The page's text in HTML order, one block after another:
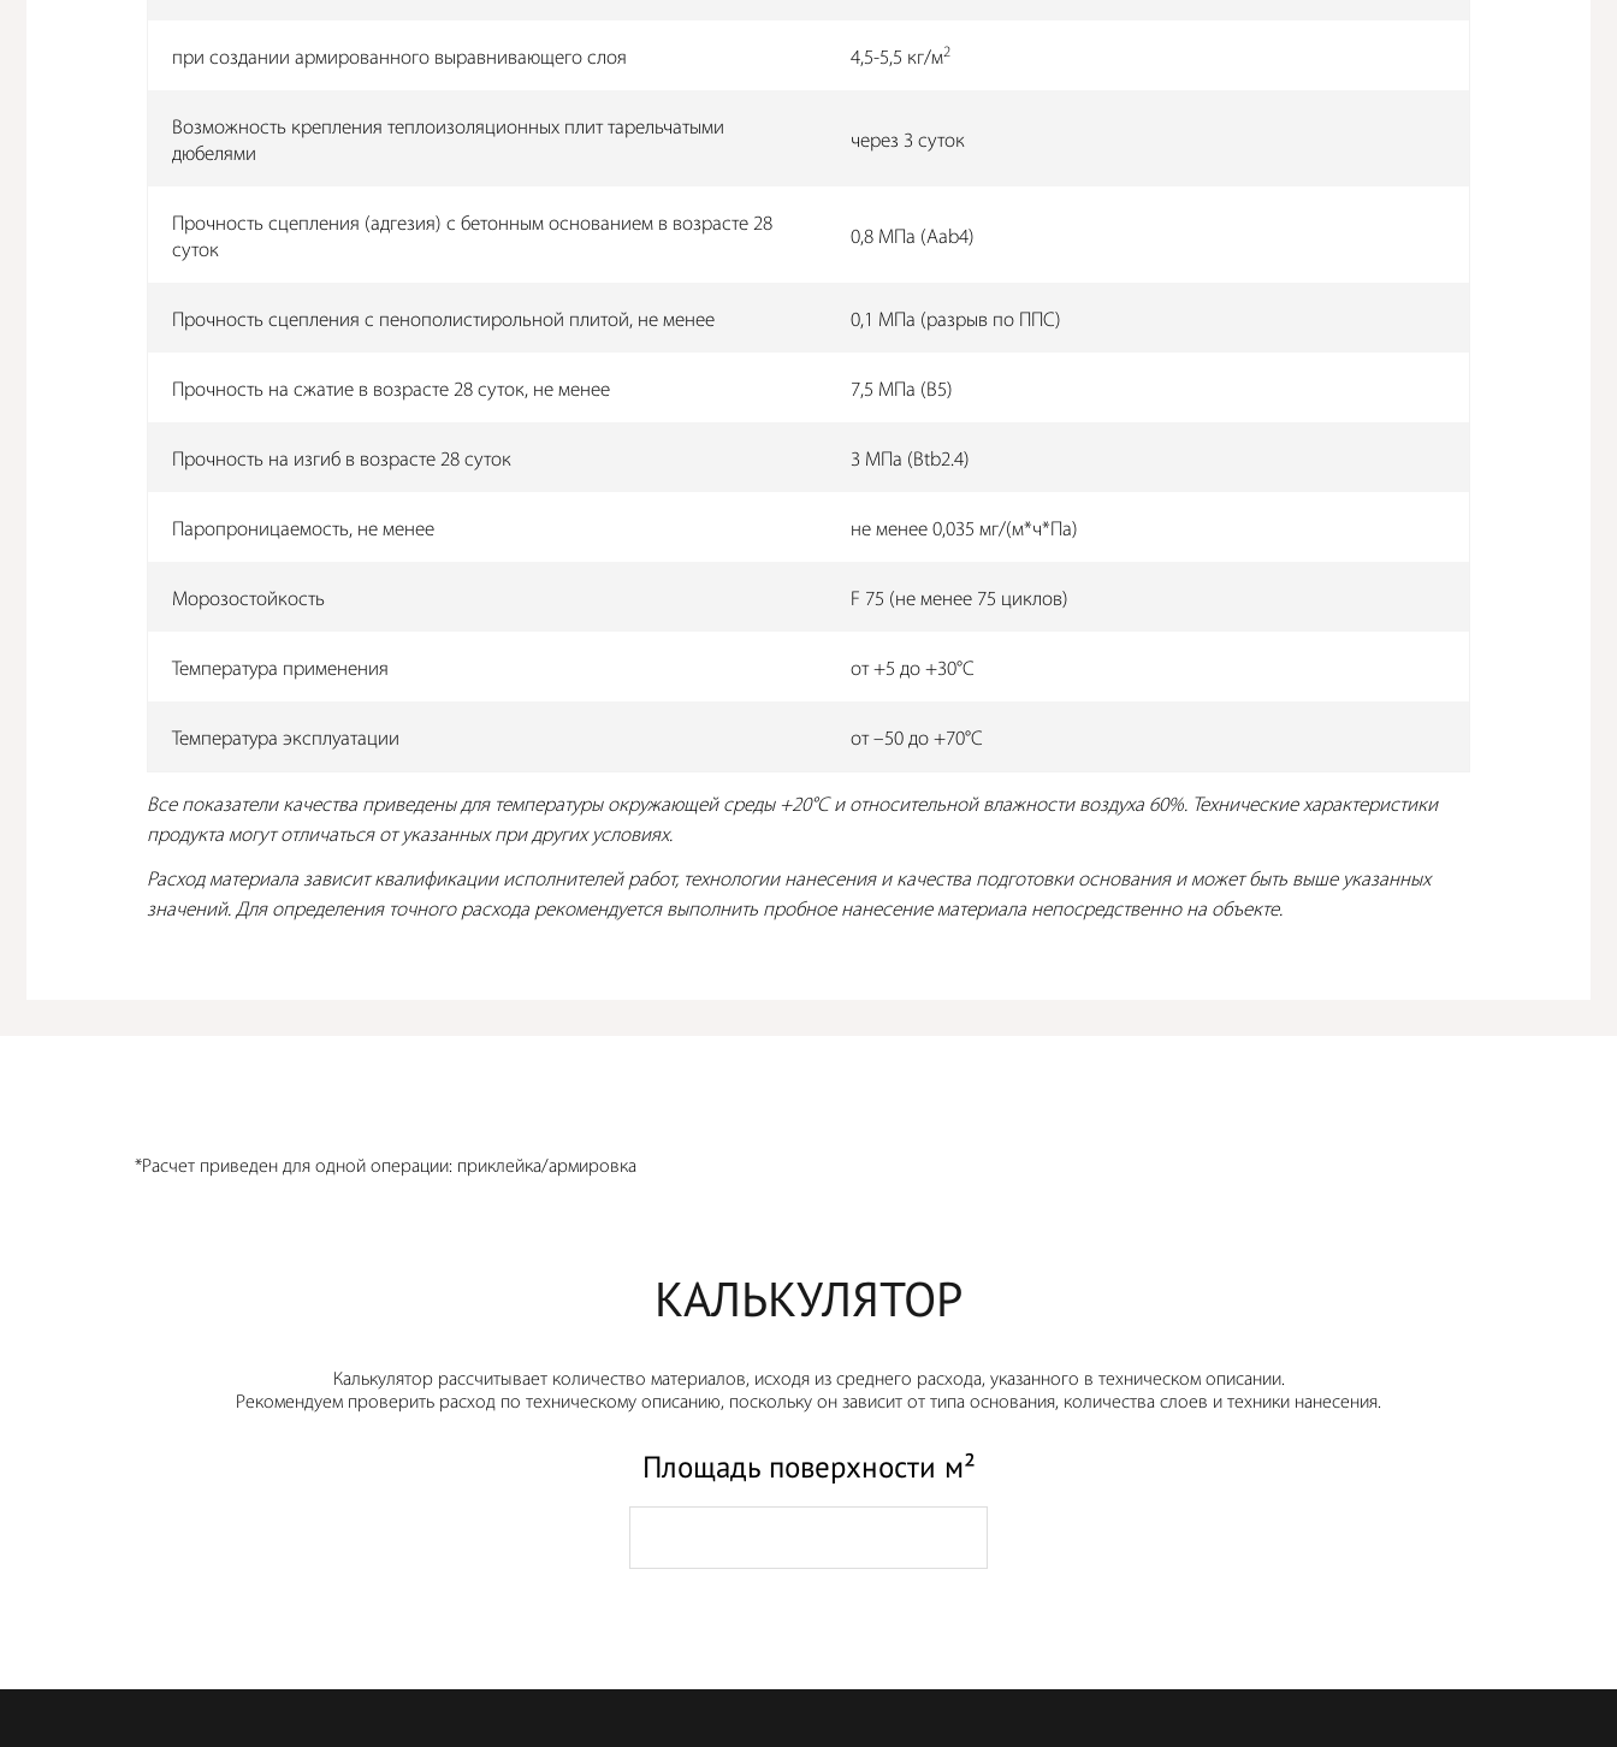
при создании армированного выравнивающего слоя 4,5-5,5 кг/м2
Возможность крепления теплоизоляционных плит тарельчатыми
дюбелями
через 3 суток
Прочность сцепления (адгезия) с бетонным основанием в возрасте 28
суток
0,8 МПа (Aab4)
Прочность сцепления с пенополистирольной плитой, не менее 0,1 МПа (разрыв по ППС)
Прочность на сжатие в возрасте 28 суток, не менее 7,5 МПа (B5)
Прочность на изгиб в возрасте 28 суток 3 МПа (Btb2.4)
Паропроницаемость, не менее не менее 0,035 мг/(м*ч*Па)
Морозостойкость F 75 (не менее 75 циклов)
Температура применения от +5 до +30°С
Температура эксплуатации от –50 до +70°С
Все показатели качества приведены для температуры окружающей среды +20°C и относительной влажности воздуха 60%. Технические характеристики
продукта могут отличаться от указанных при других условиях.
Расход материала зависит квалификации исполнителей работ, технологии нанесения и качества подготовки основания и может быть выше указанных
значений. Для определения точного расхода рекомендуется выполнить пробное нанесение материала непосредственно на объекте.
*Расчет приведен для одной операции: приклейка/армировка
КАЛЬКУЛЯТОР
Калькулятор рассчитывает количество материалов, исходя из среднего расхода, указанного в техническом описании.
Рекомендуем проверить расход по техническому описанию, поскольку он зависит от типа основания, количества слоев и техники нанесения.
Площадь поверхности м²